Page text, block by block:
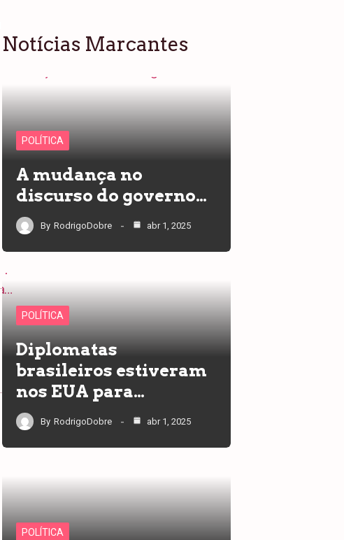
Notícias Marcantes
POLÍTICA
A mudança no
discurso do governo…
By RodrigoDobre abr 1, 2025
POLÍTICA
Diplomatas
brasileiros estiveram
nos EUA para…
By RodrigoDobre abr 1, 2025
POLÍTICA